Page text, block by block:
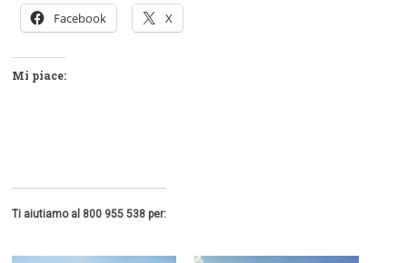
Facebook X
Mi piace:
Ti aiutiamo al 800 955 538 per: